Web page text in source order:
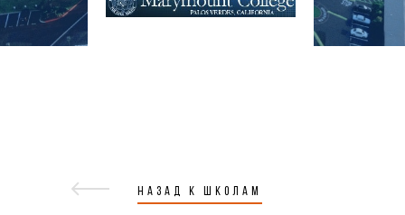
НАЗАД К ШКОЛАМ